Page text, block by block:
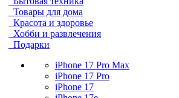
Товары для дома
Красота и здоровье
Хобби и развлечения
Подарки
iPhone 17 Pro Max
iPhone 17 Pro
iPhone 17